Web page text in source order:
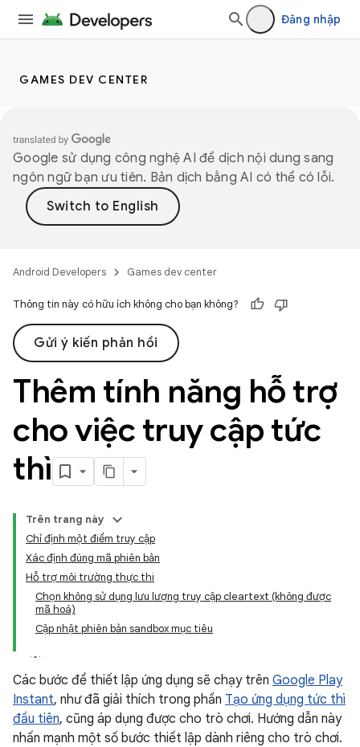
Đăng nhập
GAMES DEV CENTER
Google sử dụng công nghệ AI để dịch nội dung sang
ngôn ngữ bạn ưu tiên. Bản dịch bằng AI có thể có lỗi.
Android Developers Games dev center
Thông tin này có hữu ích không cho bạn không?
Gửi ý kiến phản hồi
Thêm tính năng hỗ trợ
cho việc truy cập tức
thì
Trên trang này
Chỉ định một điểm truy cập
Xác định đúng mã phiên bản
Hỗ trợ môi trường thực thi
Chọn không sử dụng lưu lượng truy cập cleartext (không được
mã hoá)
Cập nhật phiên bản sandbox mục tiêu
Các bước để thiết lập ứng dụng sẽ chạy trên Google Play
Instant, như đã giải thích trong phần Tạo ứng dụng tức thì
đầu tiên, cũng áp dụng được cho trò chơi. Hướng dẫn này
nhấn mạnh một số bước thiết lập dành riêng cho trò chơi.